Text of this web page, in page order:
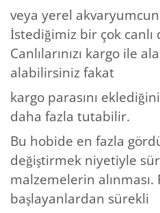
veya yerel
İstediğimiz bir çok canlı
Canlılarınızı kargo ile
alabilirsiniz fakat
kargo parasını
daha fazla tutabilir.
Bu hobide en fazla
değiştirmek niyetiyle
malzemelerin
başlayanlardan sürekli